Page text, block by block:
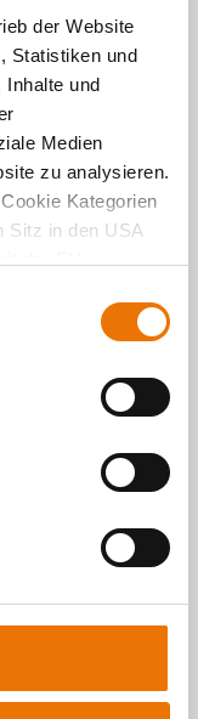
der Website
Statistiken und
Inhalte und
Medien
zu analysieren.
Kategorien
Sitz in den USA
Informationen
finden Siehier.